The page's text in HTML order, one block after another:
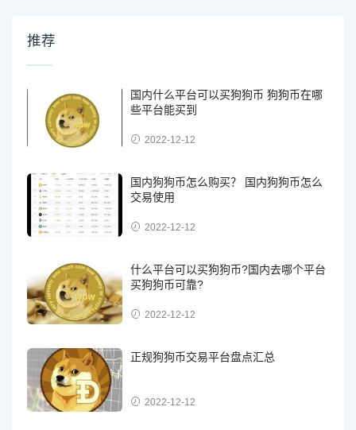
推荐
国内什么平台可以买狗狗币 狗狗币在哪
些平台能买到
2022-12-12
国内狗狗币怎么购买？ 国内狗狗币怎么
交易使用
2022-12-12
什么平台可以买狗狗币?国内去哪个平台
买狗狗币可靠?
2022-12-12
正规狗狗币交易平台盘点汇总
2022-12-12